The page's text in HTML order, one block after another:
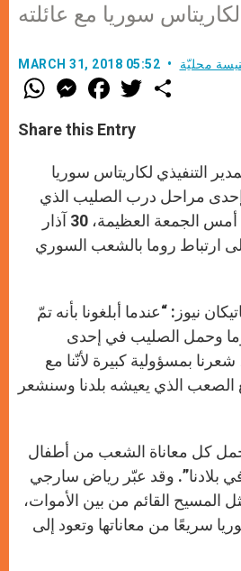
لكاريتاس سوريا مع عائلته
MARCH 31, 2018 05:52 محليّة
W
h
t
s
p
p
M
e
s
e
g
e
r
F
a
e
b
o
k
w
r
Share this Entry
التنفيذي لكاريتاس سوريا
مراحل درب الصليب الذي
جرى في الكوليزيه يوم أمس الجمعة العظيمة، 30 آذار
على ارتباط روما بالشعب السوري
نيوز: “عندما أبلغونا بأنه تمّ
وحمل الصليب في إحدى
بمسؤولية كبيرة لأنّنا مع
الذي يعيشه بلدنا وسنشعر
كل معاناة الشعب من أطفال
بلادنا”. وقد عبّر رياض سارجي
المسيح القائم من بين الأموات،
سريعًا من معاناتها وتعود إلى